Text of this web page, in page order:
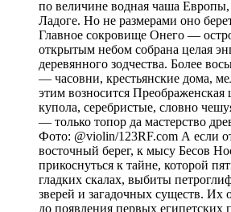
по величине водная чаша
Ладоге. Но не размерами оно
Главное сокровище Онего —
открытым небом собрана целая
деревянного зодчества. Более
— часовни, крестьянские дома,
этим возносится Преображенская
купола, серебристые, словно
— только топор да мастерство
Фото: @violin/123RF.com А если
восточный берег, к мысу Бесов
прикоснуться к тайне, которой
гладких скалах, выбиты
зверей и загадочных существ. Их
до появления первых египетских